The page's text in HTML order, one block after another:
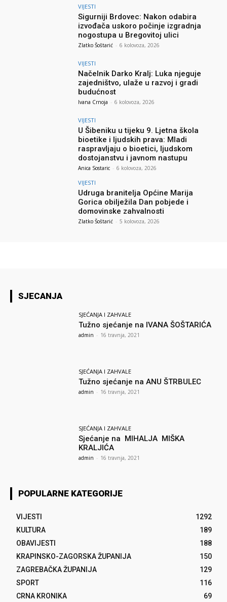
VIJESTI
Sigurniji Brdovec: Nakon odabira
izvođača uskoro počinje izgradnja
nogostupa u Bregovitoj ulici
Zlatko Šoštarić - 6 kolovoza, 2026
VIJESTI
Načelnik Darko Kralj: Luka njeguje
zajedništvo, ulaže u razvoj i gradi
budućnost
Ivana Crnoja - 6 kolovoza, 2026
VIJESTI
U Šibeniku u tijeku 9. Ljetna škola
bioetike i ljudskih prava: Mladi
raspravljaju o bioetici, ljudskom
dostojanstvu i javnom nastupu
Anica Sostaric - 6 kolovoza, 2026
VIJESTI
Udruga branitelja Općine Marija
Gorica obilježila Dan pobjede i
domovinske zahvalnosti
Zlatko Šoštarić - 5 kolovoza, 2026
SJECANJA
SJEĆANJA I ZAHVALE
Tužno sjećanje na IVANA ŠOŠTARIĆA
admin - 16 travnja, 2021
SJEĆANJA I ZAHVALE
Tužno sjećanje na ANU ŠTRBULEC
admin - 16 travnja, 2021
SJEĆANJA I ZAHVALE
Sjećanje na MIHALJA MIŠKA
KRALJIĆA
admin - 16 travnja, 2021
POPULARNE KATEGORIJE
VIJESTI
1292
KULTURA
189
OBAVIJESTI
188
KRAPINSKO-ZAGORSKA ŽUPANIJA
150
ZAGREBAČKA ŽUPANIJA
129
SPORT
116
CRNA KRONIKA
69